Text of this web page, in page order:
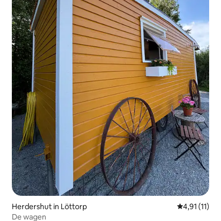
Herdershut in Löttorp Gemiddelde
4,91 (11)
De wagen